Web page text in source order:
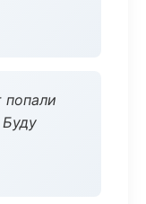
попали